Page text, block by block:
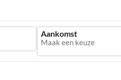
Aankomst